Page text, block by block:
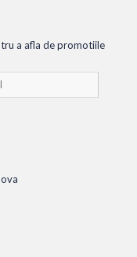
a afla de promotiile